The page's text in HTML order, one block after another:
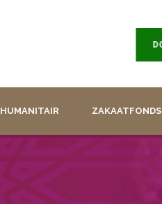
HUMANITAIR ZAKAATFONDS